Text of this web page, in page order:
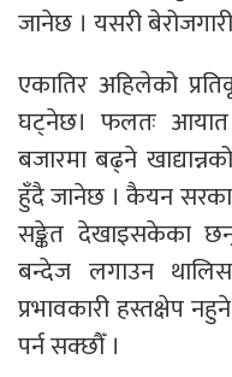
जानेछ । यसरी
एकातिर अहिलेको
घट्नेछ। फलतः आयात
बजारमा बढ्ने
हुँदै जानेछ । कैयन
सङ्केत देखाइसकेका
बन्देज लगाउन
प्रभावकारी हस्तक्षेप
पर्न सक्छौँ ।